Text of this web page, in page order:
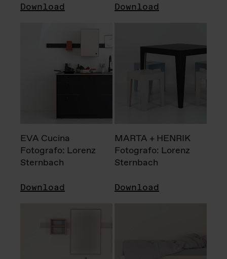
Download Download
EVA Cucina
Fotografo: Lorenz
Sternbach
Download
MARTA + HENRIK
Fotografo: Lorenz
Sternbach
Download